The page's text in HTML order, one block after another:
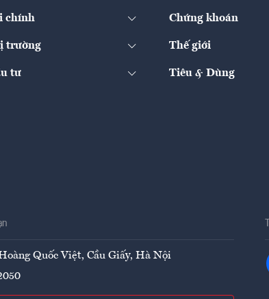
chính Chứng khoán
trường Thế giới
tư Tiêu & Dùng
Quốc Việt, Cầu Giấy, Hà Nội